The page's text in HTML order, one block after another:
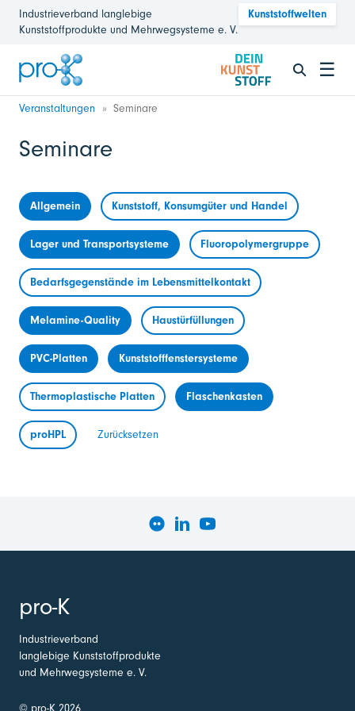
Industrieverband langlebige
Kunststoffprodukte und Mehrwegsysteme e. V.
Kunststoffwelten
☰
Veranstaltungen Seminare
Seminare
Allgemein Kunststoff, Konsumgüter und Handel
Lager und Transportsysteme Fluoropolymergruppe
Bedarfsgegenstände im Lebensmittelkontakt
Melamine-Quality Haustürfüllungen
PVC-Platten Kunststofffenstersysteme
Thermoplastische Platten Flaschenkasten
proHPL Zurücksetzen
pro-K
Industrieverband
langlebige Kunststoffprodukte
und Mehrwegsysteme e. V.
© pro-K 2026